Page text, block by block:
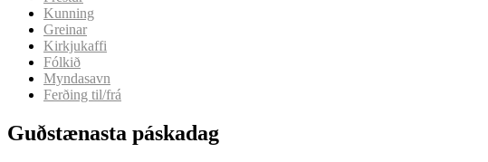
Kunning
Greinar
Kirkjukaffi
Fólkið
Myndasavn
Ferðing til/frá
Guðstænasta páskadag